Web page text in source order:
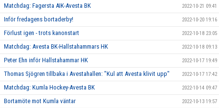
Matchdag: Fagersta AIK-Avesta BK 2022-10-21 09:41
Inför fredagens bortaderby! 2022-10-20 19:16
Förlust igen - trots kanonstart 2022-10-18 23:05
Matchdag: Avesta BK-Hallstahammars HK 2022-10-18 09:13
Peter Ehn inför Hallstahammar HK 2022-10-17 19:49
Thomas Sjögren tillbaka i Avestahallen: "Kul att Avesta klivit upp" 2022-10-17 17:42
Matchdag: Kumla Hockey-Avesta BK 2022-10-14 09:47
Bortamöte mot Kumla väntar 2022-10-13 19:57